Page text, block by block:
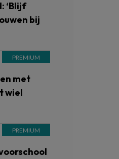
‘Blijf
bij
met
wiel